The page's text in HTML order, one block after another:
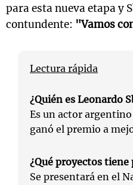
para esta nueva etapa y
contundente: "Vamos
Lectura rápida
¿Quién es Leonardo
Es un actor
ganó el premio a
¿Qué proyectos tiene
Se presentará en el